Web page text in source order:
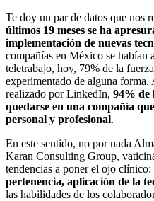
Te doy un par de datos que nos
últimos 19 meses se ha
implementación de nuevas
compañías en México se habían
teletrabajo, hoy, 79% de la
experimentado de alguna forma.
realizado por LinkedIn, 94% de
quedarse en una compañía
personal y profesional.
En este sentido, no por nada
Karan Consulting Group,
tendencias a poner el ojo clínico:
pertenencia, aplicación de la
las habilidades de los